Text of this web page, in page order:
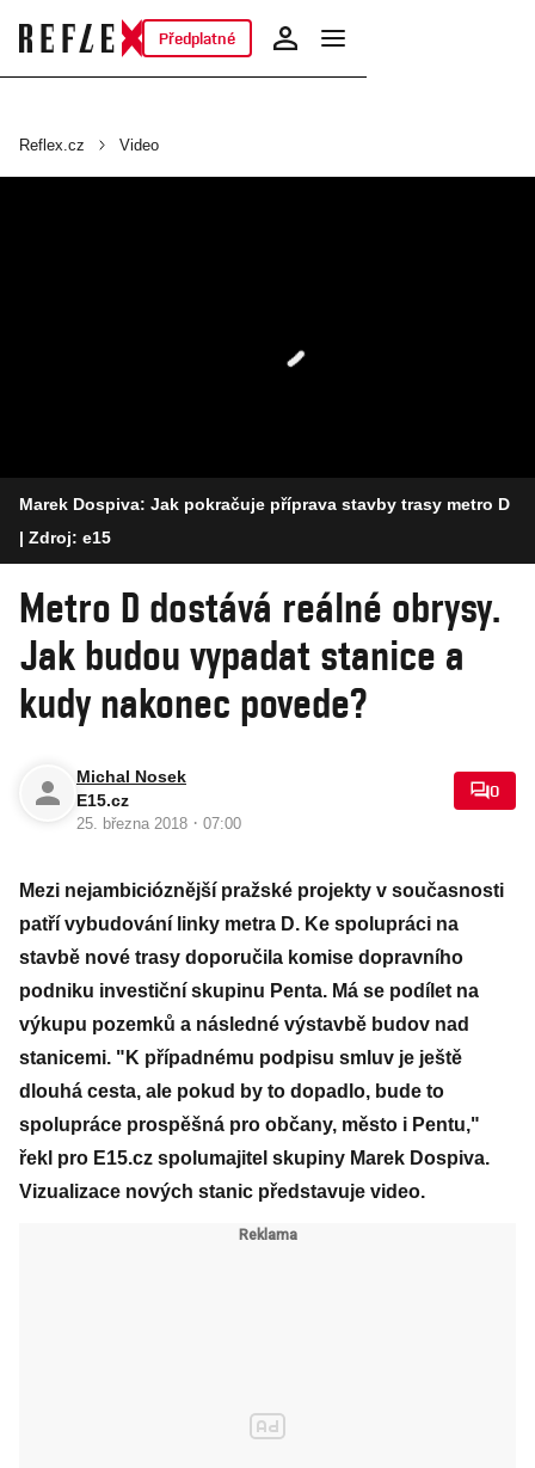
Předplatné
Reflex.cz Video
Marek Dospiva: Jak pokračuje příprava stavby trasy metro D
| Zdroj: e15
Metro D dostává reálné obrysy.
Jak budou vypadat stanice a
kudy nakonec povede?
Michal Nosek
E15.cz
25. března 2018 · 07:00
0
Mezi nejambicióznější pražské projekty v současnosti
patří vybudování linky metra D. Ke spolupráci na
stavbě nové trasy doporučila komise dopravního
podniku investiční skupinu Penta. Má se podílet na
výkupu pozemků a následné výstavbě budov nad
stanicemi. "K případnému podpisu smluv je ještě
dlouhá cesta, ale pokud by to dopadlo, bude to
spolupráce prospěšná pro občany, město i Pentu,"
řekl pro E15.cz spolumajitel skupiny Marek Dospiva.
Vizualizace nových stanic představuje video.